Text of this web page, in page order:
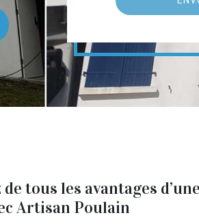
tous les avantages
Artisan Poulain